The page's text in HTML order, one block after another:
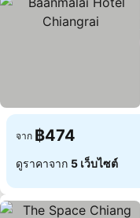
จาก ฿474
ดูราคาจาก 5 เว็บไซต์